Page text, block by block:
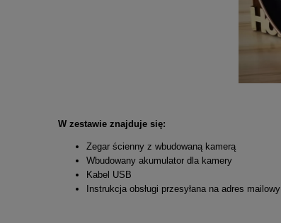
W zestawie znajduje się:
Zegar ścienny z wbudowaną kamerą
Wbudowany akumulator dla kamery
Kabel USB
Instrukcja obsługi przesyłana na adres mailowy